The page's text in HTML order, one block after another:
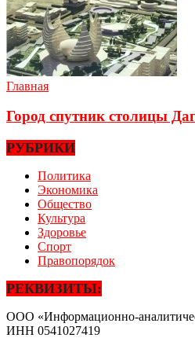
Главная
Город спутник столицы
РУБРИКИ
Политика
Экономика
Общество
Культура
Здоровье
Спорт
Правопорядок
РЕКВИЗИТЫ:
ООО «Информационно-
ИНН 0541027419